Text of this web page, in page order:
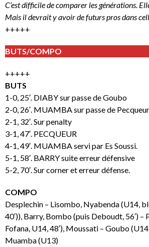
C’est difficile de comparer les générations.
Mais il devrait y avoir de futurs pros dans
+++++
BUTS/COMPO
+++++
BUTS
1-0, 25′. DIABY sur passe de Goubo
2-0, 26′. MUAMBA sur passe de Pecqueur
2-1, 32′. Sur penalty
3-1, 47′. PECQUEUR
4-1, 49′. MUAMBA servi par Es Soussi.
5-1, 58′. BARRY suite erreur défensive
5-2, 70′. Sur corner et erreur défense.
COMPO
Desplechin – Lisombo, Nyabenda (U14,
40′)), Barry, Bombo (puis Deboudt, 56′) –
Fofana, U14, 48′), Moussati – Goubo
Muamba (U13)